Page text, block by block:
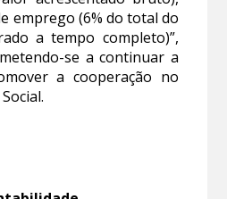
emprego (6% do total do
a tempo completo)”,
se a continuar a
a cooperação no